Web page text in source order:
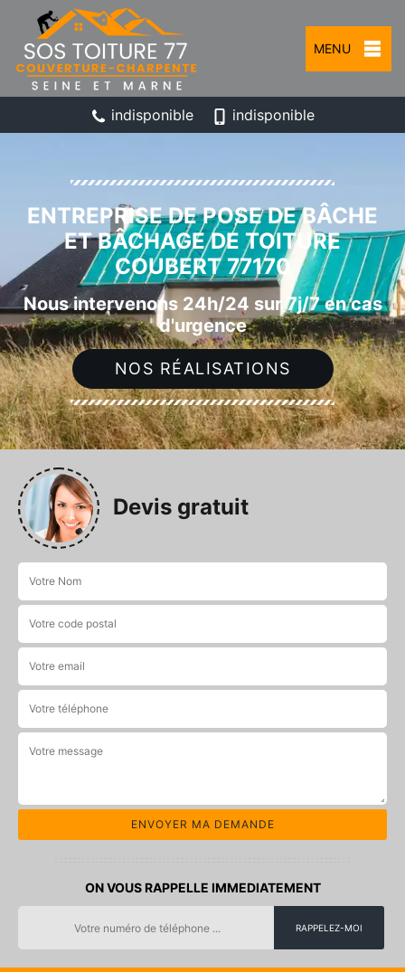
MENU
indisponible indisponible
ENTREPRISE DE POSE DE BÂCHE
ET BÂCHAGE DE TOITURE
COUBERT 77170
Nous intervenons 24h/24 sur 7j/7 en cas
d'urgence
NOS RÉALISATIONS
Devis gratuit
ON VOUS RAPPELLE IMMEDIATEMENT